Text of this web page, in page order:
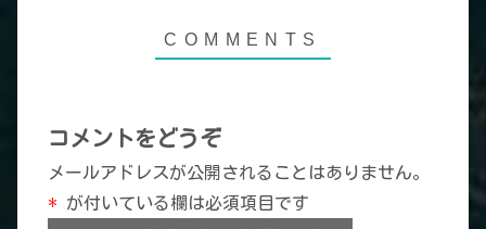
コメントをどうぞ
メールアドレスが公開されることはありません。
* が付いている欄は必須項目です